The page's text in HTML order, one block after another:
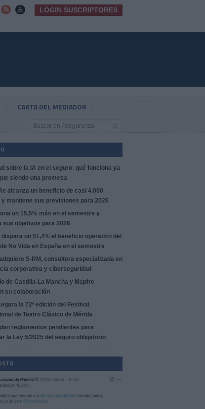
  LOGIN SUSCRIPTORES
CARTA DEL MEDIADOR
sobre la IA en el seguro: qué funciona ya
siendo una promesa
alcanza un beneficio de casi 4.000
y mantiene sus previsiones para 2026
un 15,5% más en el semestre y
sus objetivos para 2026
un 51,4% el beneficio operativo del
No Vida en España en el semestre
S-RM, consultora especializada en
corporativa y ciberseguridad
de Castilla-La Mancha y Mapfre
su colaboración
la 72ª edición del Festival
de Teatro Clásico de Mérida
reglamentos pendientes para
la Ley 5/2025 del seguro obligatorio